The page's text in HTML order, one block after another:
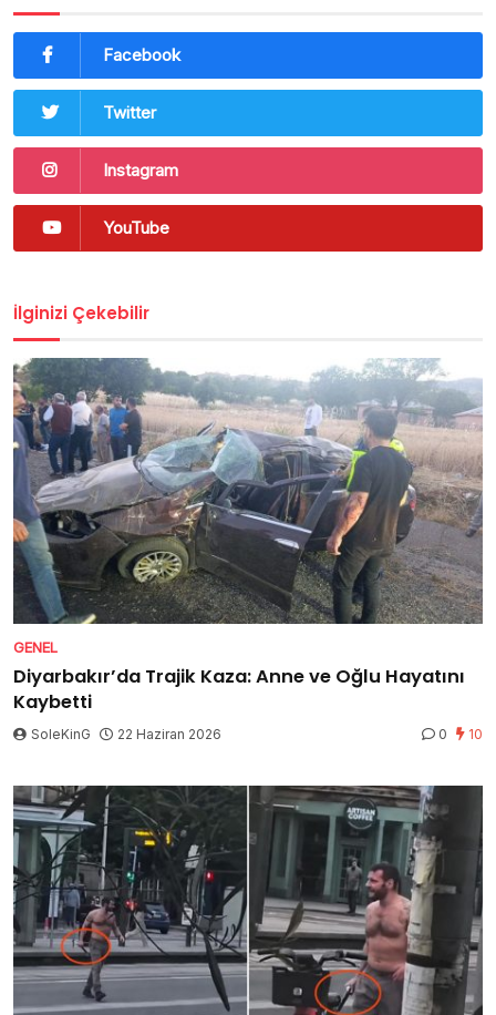
Facebook
Twitter
Instagram
YouTube
İlginizi Çekebilir
GENEL
Diyarbakır’da Trajik Kaza: Anne ve Oğlu Hayatını
Kaybetti
SoleKinG 22 Haziran 2026 0 10